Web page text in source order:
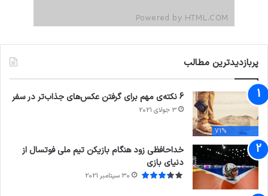
پربازدیدترین مطالب
71%
6 نکته‌ی مهم برای گرفتن عکس‌های جذاب‌تر در سفر
3 جولای 2021
خداحافظی زود هنگام بازیکن تیم ملی فوتسال از
دنیای بازی
30 سپتامبر 2021